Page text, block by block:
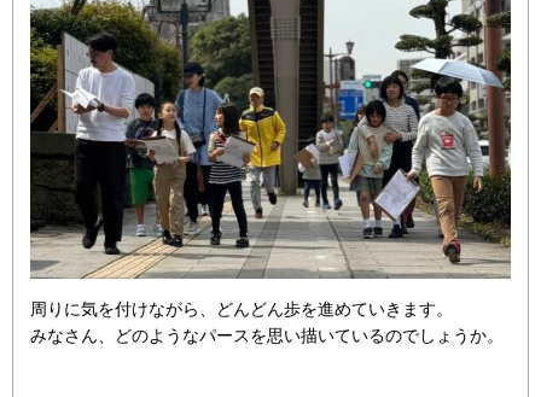
周りに気を付けながら、どんどん歩を進めていきます。
みなさん、どのようなパースを思い描いているのでしょうか。